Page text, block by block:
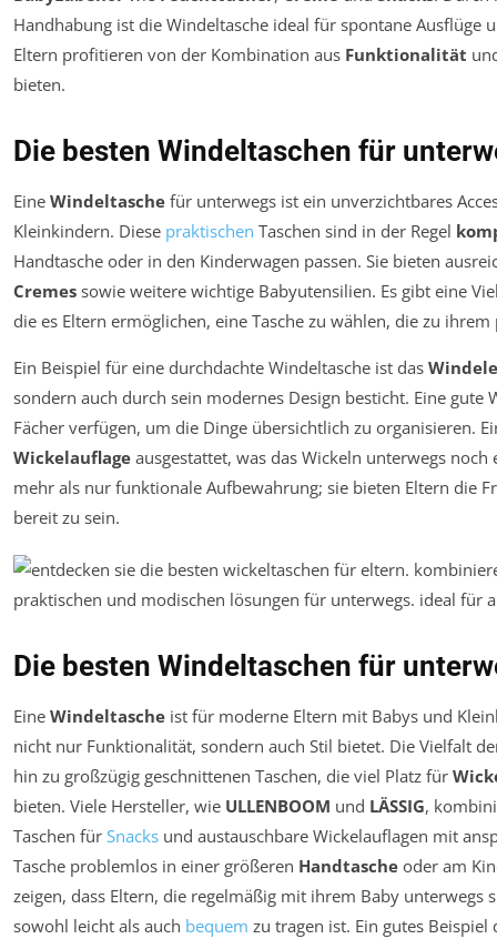
Handhabung ist die Windeltasche ideal für spontane Ausflüge
Eltern profitieren von der Kombination aus Funktionalität
bieten.
Die besten Windeltaschen für
Eine Windeltasche für unterwegs ist ein unverzichtbares
Kleinkindern. Diese praktischen Taschen sind in der Regel
Handtasche oder in den Kinderwagen passen. Sie bieten
Cremes sowie weitere wichtige Babyutensilien. Es gibt eine
die es Eltern ermöglichen, eine Tasche zu wählen, die zu
Ein Beispiel für eine durchdachte Windeltasche ist das
sondern auch durch sein modernes Design besticht. Eine
Fächer verfügen, um die Dinge übersichtlich zu organisieren.
Wickelauflage ausgestattet, was das Wickeln unterwegs
mehr als nur funktionale Aufbewahrung; sie bieten Eltern die
bereit zu sein.
Die besten Windeltaschen für
Eine Windeltasche ist für moderne Eltern mit Babys und
nicht nur Funktionalität, sondern auch Stil bietet. Die Vielfalt
hin zu großzügig geschnittenen Taschen, die viel Platz für
bieten. Viele Hersteller, wie ULLENBOOM und LÄSSIG,
Taschen für Snacks und austauschbare Wickelauflagen mit
Tasche problemlos in einer größeren Handtasche oder am
zeigen, dass Eltern, die regelmäßig mit ihrem Baby unterwegs
sowohl leicht als auch bequem zu tragen ist. Ein gutes